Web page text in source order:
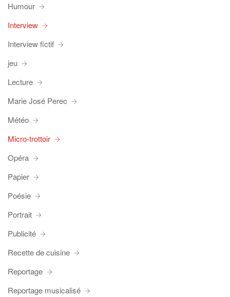
Humour
Interview
Interview fictif
jeu
Lecture
Marie José Perec
Météo
Micro-trottoir
Opéra
Papier
Poésie
Portrait
Publicité
Recette de cuisine
Reportage
Reportage musicalisé